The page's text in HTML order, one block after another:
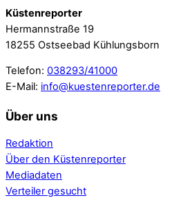
Küstenreporter
Hermannstraße 19
18255 Ostseebad Kühlungsborn
Telefon: 038293/41000
E-Mail: info@kuestenreporter.de
Über uns
Redaktion
Über den Küstenreporter
Mediadaten
Verteiler gesucht